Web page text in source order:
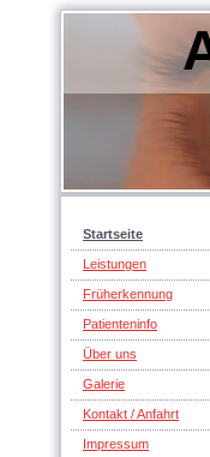
Startseite
Leistungen
Früherkennung
Patienteninfo
Über uns
Galerie
Kontakt / Anfahrt
Impressum